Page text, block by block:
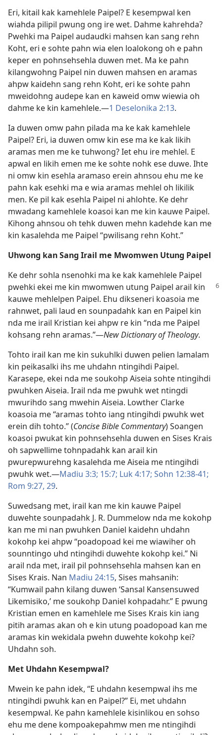
Eri, kitail kak kamehlele Paipel? E kesempwal ken
wiahda pilipil pwung ong ire wet. Dahme kahrehda?
Pwehki ma Paipel audaudki mahsen kan sang rehn
Koht, eri e sohte pahn wia elen loalokong oh e pahn
keper en pohnsehsehla duwen met. Ma ke pahn
kilangwohng Paipel nin duwen mahsen en aramas
ahpw kaidehn sang rehn Koht, eri ke sohte pahn
mweidohng audepe kan en kaweid omw wiewia oh
dahme ke kin kamehlele.—1 Deselonika 2:13.
Ia duwen omw pahn pilada ma ke kak kamehlele
Paipel? Eri, ia duwen omw kin ese ma ke kak likih
aramas men me ke tuhwong? Iet ehu ire mehlel. E
apwal en likih emen me ke sohte nohk ese duwe. Ihte
ni omw kin esehla aramaso erein ahnsou ehu me ke
pahn kak esehki ma e wia aramas mehlel oh likilik
men. Ke pil kak esehla Paipel ni ahlohte. Ke dehr
mwadang kamehlele koasoi kan me kin kauwe Paipel.
Kihong ahnsou oh tehk duwen mehn kadehde kan me
kin kasalehda me Paipel “pwilisang rehn Koht.”
Uhwong kan Sang Irail me Mwomwen Utung Paipel
Ke dehr sohla nsenohki ma ke kak kamehlele Paipel
pwehki ekei me kin mwomwen utung Paipel arail kin
kauwe mehlelpen Paipel. Ehu dikseneri koasoia me
rahnwet, pali laud en sounpadahk kan en Paipel kin
nda me irail Kristian kei ahpw re kin “nda me Paipel
kohsang rehn aramas.”—New Dictionary of Theology.
Tohto irail kan me kin sukuhlki duwen pelien lamalam
kin peikasalki ihs me uhdahn ntingihdi Paipel.
Karasepe, ekei nda me soukohp Aiseia sohte ntingihdi
pwuhken Aiseia. Irail nda me pwuhk wet ntingdi
mwurihdo sang mwehin Aiseia. Lowther Clarke
koasoia me “aramas tohto iang ntingihdi pwuhk wet
erein dih tohto.” (Concise Bible Commentary) Soangen
koasoi pwukat kin pohnsehsehla duwen en Sises Krais
oh sapwellime tohnpadahk kan arail kin
pwurepwurehng kasalehda me Aiseia me ntingihdi
pwuhk wet.—Madiu 3:3; 15:7; Luk 4:17; Sohn 12:38-41;
Rom 9:27, 29.
Suwedsang met, irail kan me kin kauwe Paipel
duwehte sounpadahk J. R. Dummelow nda me kokohp
kan me mi nan pwuhken Daniel kaidehn uhdahn
kokohp kei ahpw “poadopoad kei me wiawiher oh
sounntingo uhd ntingihdi duwehte kokohp kei.” Ni
arail nda met, irail pil pohnsehsehla mahsen kan en
Sises Krais. Nan Madiu 24:15, Sises mahsanih:
“Kumwail pahn kilang duwen ‘Sansal Kansensuwed
Likemisiko,’ me soukohp Daniel kohpadahr.” E pwung
Kristian emen en kamehlele me Sises Krais kin iang
pitih aramas akan oh e kin utung poadopoad kan me
aramas kin wekidala pwehn duwehte kokohp kei?
Uhdahn soh.
Met Uhdahn Kesempwal?
Mwein ke pahn idek, “E uhdahn kesempwal ihs me
ntingihdi pwuhk kan en Paipel?” Ei, met uhdahn
kesempwal. Ke pahn kamehlele kisinlikou en sohso
ehu me dene kompoakepahmw men me ntingihdi